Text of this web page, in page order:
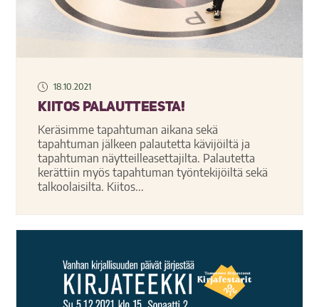
18.10.2021
Kiitos palautteesta!
Keräsimme tapahtuman aikana sekä
tapahtuman jälkeen palautetta kävijöiltä ja
tapahtuman näytteilleasettajilta. Palautetta
kerättiin myös tapahtuman työntekijöiltä sekä
talkoolaisilta. Kiitos...